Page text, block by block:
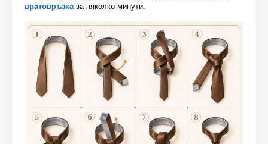
вратовръзка за няколко минути.